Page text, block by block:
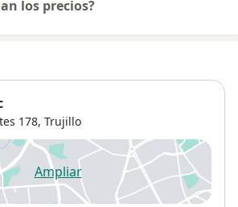
los precios?
178, Trujillo
Ampliarse abre en una nueva